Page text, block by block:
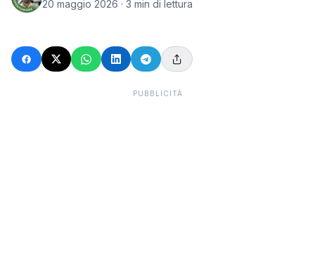
20 maggio 2026 · 3 min di lettura
PUBBLICITÀ